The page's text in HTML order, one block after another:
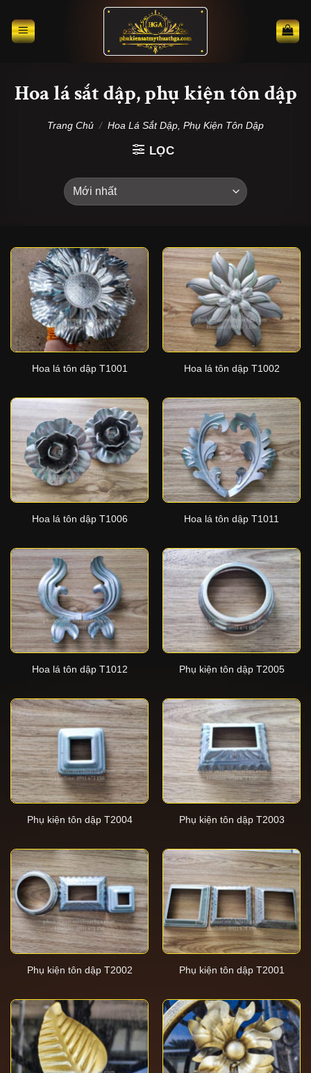
content
Hoa lá sắt dập, phụ kiện tôn dập
Trang Chủ / Hoa Lá Sắt Dập, Phụ Kiện Tôn Dập
LỌC
Hoa lá tôn dập T1001 Hoa lá tôn dập T1002
Hoa lá tôn dập T1006 Hoa lá tôn dập T1011
Hoa lá tôn dập T1012 Phụ kiện tôn dập T2005
Phụ kiện tôn dập T2004 Phụ kiện tôn dập T2003
Phụ kiện tôn dập T2002 Phụ kiện tôn dập T2001